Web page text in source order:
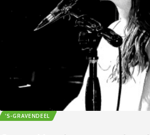
’S-GRAVENDEEL